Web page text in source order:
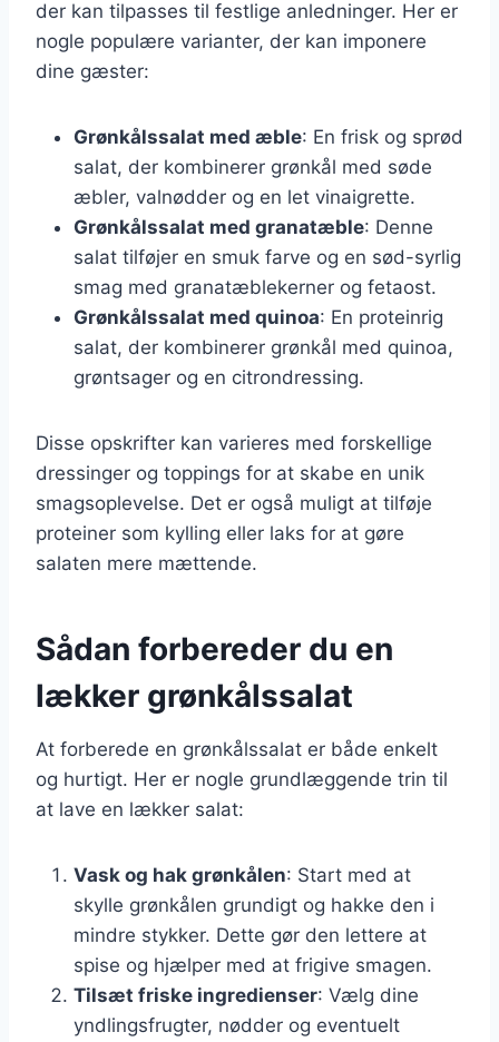
der kan tilpasses til festlige anledninger. Her er
nogle populære varianter, der kan imponere
dine gæster:
Grønkålssalat med æble: En frisk og sprød
salat, der kombinerer grønkål med søde
æbler, valnødder og en let vinaigrette.
Grønkålssalat med granatæble: Denne
salat tilføjer en smuk farve og en sød-syrlig
smag med granatæblekerner og fetaost.
Grønkålssalat med quinoa: En proteinrig
salat, der kombinerer grønkål med quinoa,
grøntsager og en citrondressing.
Disse opskrifter kan varieres med forskellige
dressinger og toppings for at skabe en unik
smagsoplevelse. Det er også muligt at tilføje
proteiner som kylling eller laks for at gøre
salaten mere mættende.
Sådan forbereder du en
lækker grønkålssalat
At forberede en grønkålssalat er både enkelt
og hurtigt. Her er nogle grundlæggende trin til
at lave en lækker salat:
Vask og hak grønkålen: Start med at
skylle grønkålen grundigt og hakke den i
mindre stykker. Dette gør den lettere at
spise og hjælper med at frigive smagen.
Tilsæt friske ingredienser: Vælg dine
yndlingsfrugter, nødder og eventuelt